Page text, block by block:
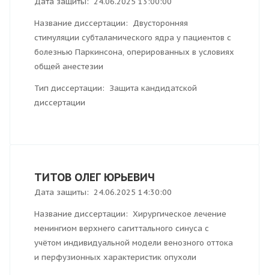
Название диссертации: Двусторонняя
стимуляции субталамического ядра у пациентов с
болезнью Паркинсона, оперированных в условиях
общей анестезии
Тип диссертации: Защита кандидатской
диссертации
ТИТОВ ОЛЕГ ЮРЬЕВИЧ
Дата защиты: 24.06.2025 14:30:00
Название диссертации: Хирургическое лечение
менингиом верхнего сагиттального синуса с
учётом индивидуальной модели венозного оттока
и перфузионных характеристик опухоли